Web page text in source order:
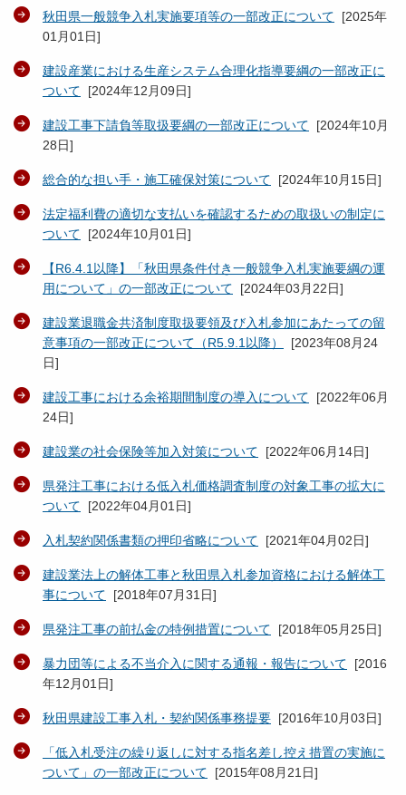
秋田県一般競争入札実施要項等の一部改正について [2025年
01月01日]
建設産業における生産システム合理化指導要綱の一部改正に
ついて [2024年12月09日]
建設工事下請負等取扱要綱の一部改正について [2024年10月
28日]
総合的な担い手・施工確保対策について [2024年10月15日]
法定福利費の適切な支払いを確認するための取扱いの制定に
ついて [2024年10月01日]
【R6.4.1以降】「秋田県条件付き一般競争入札実施要綱の運
用について」の一部改正について [2024年03月22日]
建設業退職金共済制度取扱要領及び入札参加にあたっての留
意事項の一部改正について（R5.9.1以降）
[2023年08月24
日]
建設工事における余裕期間制度の導入について [2022年06月
24日]
建設業の社会保険等加入対策について [2022年06月14日]
県発注工事における低入札価格調査制度の対象工事の拡大に
ついて [2022年04月01日]
入札契約関係書類の押印省略について [2021年04月02日]
建設業法上の解体工事と秋田県入札参加資格における解体工
事について [2018年07月31日]
県発注工事の前払金の特例措置について [2018年05月25日]
暴力団等による不当介入に関する通報・報告について [2016
年12月01日]
秋田県建設工事入札・契約関係事務提要 [2016年10月03日]
「低入札受注の繰り返しに対する指名差し控え措置の実施に
ついて」の一部改正について [2015年08月21日]